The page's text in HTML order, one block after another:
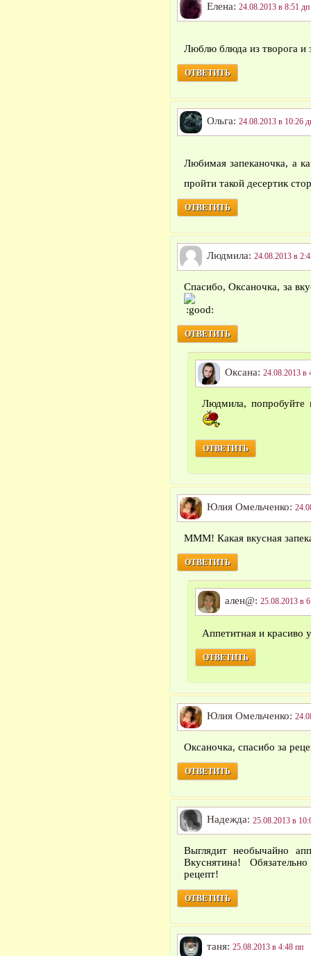
Елена: 24.08.2013 в 8:51 дп
Люблю блюда из творога и
ОТВЕТИТЬ
Ольга: 24.08.2013 в 10:26
Любимая запеканочка, а
пройти такой десертик
ОТВЕТИТЬ
Людмила: 24.08.2013 в
Спасибо, Оксаночка, за
ОТВЕТИТЬ
Оксана: 24.08.2013 в
Людмила, попробуйте
ОТВЕТИТЬ
Юлия Омельченко:
МММ! Какая вкусная
ОТВЕТИТЬ
ален@: 25.08.2013 в
Аппетитная и красиво
ОТВЕТИТЬ
Юлия Омельченко:
Оксаночка, спасибо за
ОТВЕТИТЬ
Надежда: 25.08.2013 в
Выглядит необычайно
Вкуснятина!
рецепт!
ОТВЕТИТЬ
таня: 25.08.2013 в 4:48 пп